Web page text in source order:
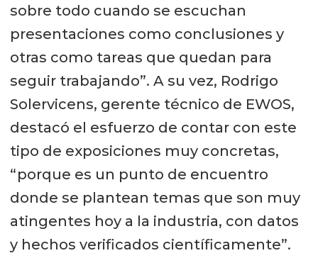
sobre todo cuando se escuchan
presentaciones como conclusiones y
otras como tareas que quedan para
seguir trabajando”. A su vez, Rodrigo
Solervicens, gerente técnico de EWOS,
destacó el esfuerzo de contar con este
tipo de exposiciones muy concretas,
“porque es un punto de encuentro
donde se plantean temas que son muy
atingentes hoy a la industria, con datos
y hechos verificados científicamente”.